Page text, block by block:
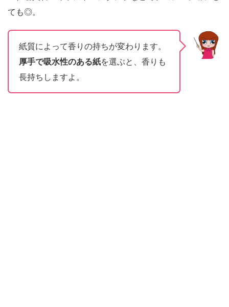
ても◎。
紙質によって香りの持ちが変わります。
厚手で吸水性のある紙を選ぶと、香りも
長持ちしますよ。